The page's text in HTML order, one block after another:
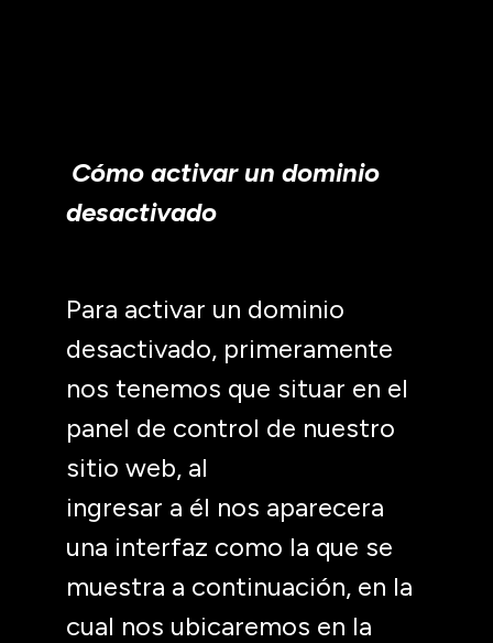
Cómo activar un dominio
desactivado
Para activar un dominio
desactivado, primeramente
nos tenemos que situar en el
panel de control de nuestro
sitio web, al
ingresar a él nos aparecera
una interfaz como la que se
muestra a continuación, en la
cual nos ubicaremos en la